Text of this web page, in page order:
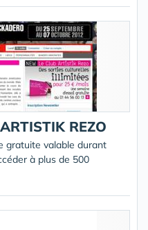
REZO
gratuite valable durant
à plus de 500